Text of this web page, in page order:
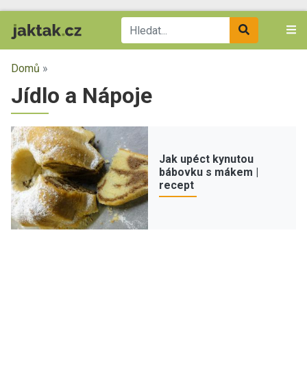
Domů »
Jídlo a Nápoje
Jak upéct kynutou
bábovku s mákem |
recept